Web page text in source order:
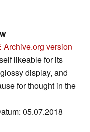
Archive.org version
likeable for its
display, and
for thought in the
05.07.2018